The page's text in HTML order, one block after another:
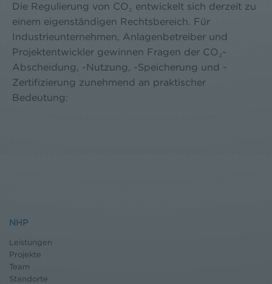
Die Regulierung von CO₂ entwickelt sich derzeit zu
einem eigenständigen Rechtsbereich. Für
Industrieunternehmen, Anlagenbetreiber und
Projektentwickler gewinnen Fragen der CO₂-
Abscheidung, -Nutzung, -Speicherung und -
Zertifizierung zunehmend an praktischer
Bedeutung:
NHP
Leistungen
Projekte
Team
Standorte